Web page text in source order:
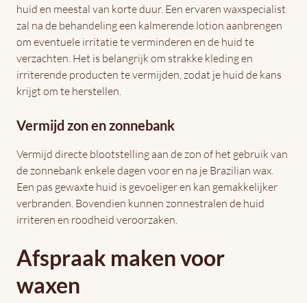
huid en meestal van korte duur. Een ervaren waxspecialist
zal na de behandeling een kalmerende lotion aanbrengen
om eventuele irritatie te verminderen en de huid te
verzachten. Het is belangrijk om strakke kleding en
irriterende producten te vermijden, zodat je huid de kans
krijgt om te herstellen.
Vermijd zon en zonnebank
Vermijd directe blootstelling aan de zon of het gebruik van
de zonnebank enkele dagen voor en na je Brazilian wax.
Een pas gewaxte huid is gevoeliger en kan gemakkelijker
verbranden. Bovendien kunnen zonnestralen de huid
irriteren en roodheid veroorzaken.
Afspraak maken voor
waxen